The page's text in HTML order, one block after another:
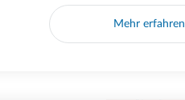
Mehr erfahren